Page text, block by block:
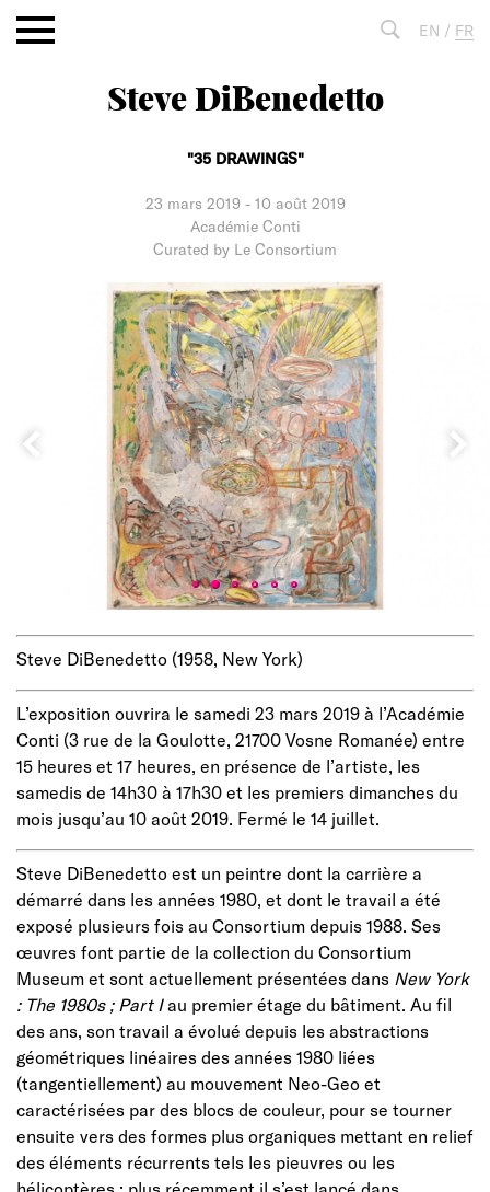
Aller
au
EN / FR
Steve DiBenedetto
"35 DRAWINGS"
23 mars 2019- 10 août 2019
Académie Conti
Curated by Le Consortium
Steve DiBenedetto (1958, New York)
L’exposition ouvrira le samedi 23 mars 2019 à l’Académie
Conti (3 rue de la Goulotte, 21700 Vosne Romanée) entre
15 heures et 17 heures, en présence de l’artiste, les
samedis de 14h30 à 17h30 et les premiers dimanches du
mois jusqu’au 10 août 2019. Fermé le 14 juillet.
Steve DiBenedetto est un peintre dont la carrière a
démarré dans les années 1980, et dont le travail a été
exposé plusieurs fois au Consortium depuis 1988. Ses
œuvres font partie de la collection du Consortium
Museum et sont actuellement présentées dans New York
: The 1980s ; Part Iau premier étage du bâtiment. Au fil
des ans, son travail a évolué depuis les abstractions
géométriques linéaires des années 1980 liées
(tangentiellement) au mouvement Neo-Geo et
caractérisées par des blocs de couleur, pour se tourner
ensuite vers des formes plus organiques mettant en relief
des éléments récurrents tels les pieuvres ou les